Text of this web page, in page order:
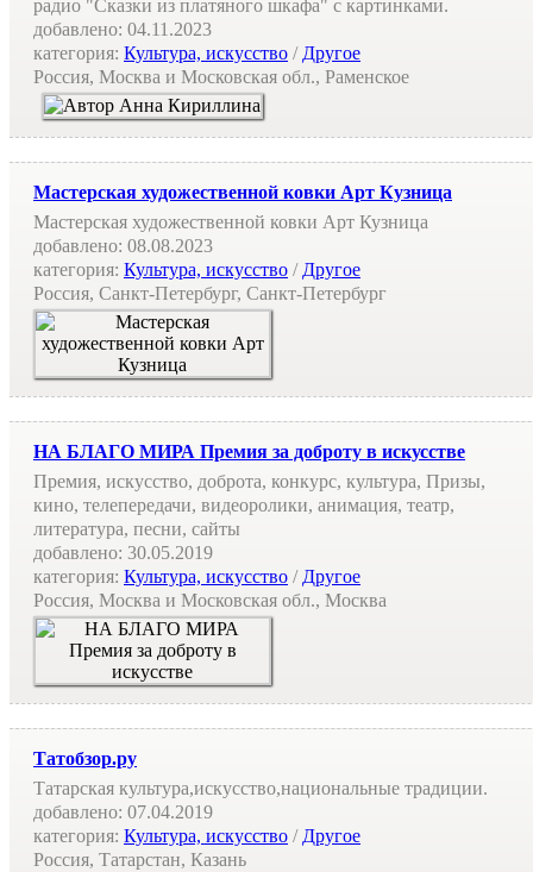
радио "Сказки из платяного шкафа" c картинками.
добавлено: 04.11.2023
категория: Культура, искусство /Другое
Россия, Москва и Московская обл., Раменское
Мастерская художественной ковки Арт Кузница
Мастерская художественной ковки Арт Кузница
добавлено: 08.08.2023
категория: Культура, искусство /Другое
Россия, Санкт-Петербург, Санкт-Петербург
НА БЛАГО МИРА Премия за доброту в искусстве
Премия, искусство, доброта, конкурс, культура, Призы,
кино, телепередачи, видеоролики, анимация, театр,
литература, песни, сайты
добавлено: 30.05.2019
категория: Культура, искусство /Другое
Россия, Москва и Московская обл., Москва
Татобзор.ру
Татарская культура,искусство,национальные традиции.
добавлено: 07.04.2019
категория: Культура, искусство /Другое
Россия, Татарстан, Казань